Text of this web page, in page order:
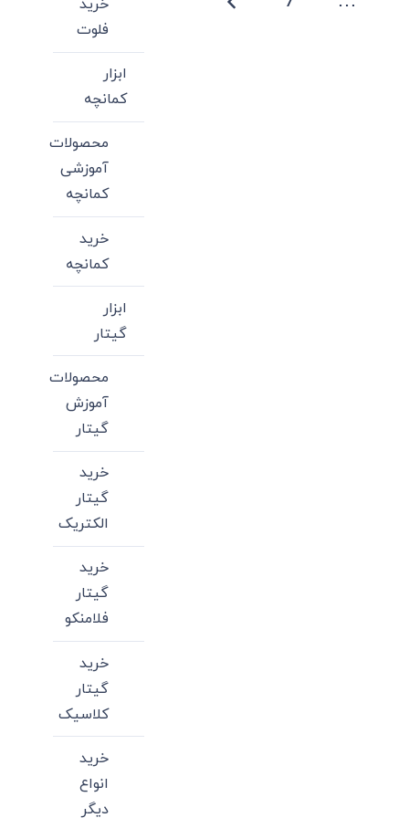
خرید
فلوت
ابزار
کمانچه
محصولات
آموزشی
کمانچه
خرید
کمانچه
ابزار
گیتار
محصولات
آموزش
گیتار
خرید
گیتار
الکتریک
خرید
گیتار
فلامنکو
خرید
گیتار
کلاسیک
خرید
انواع
دیگر